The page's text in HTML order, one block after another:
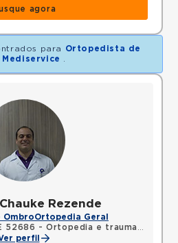
agora
para
Ortopedista de
Mediservice
Rezende
OmbroOrtopedia Geral
52686 - Ortopedia e traumatologia
perfil